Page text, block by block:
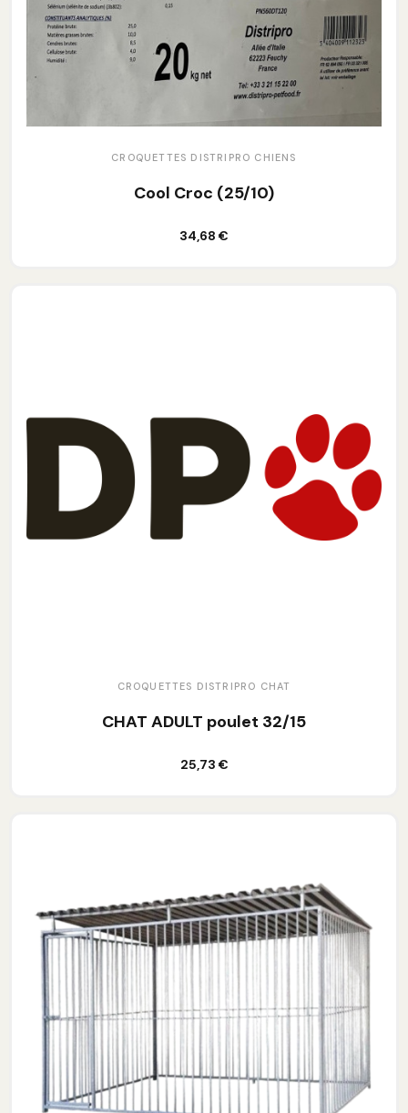
CROQUETTES DISTRIPRO CHIENS
Cool Croc (25/10)
34,68 €
Ajouter au panier
CROQUETTES DISTRIPRO CHAT
CHAT ADULT poulet 32/15
25,73 €
Ajouter au panier